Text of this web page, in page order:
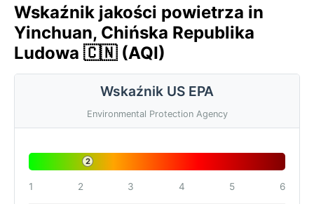
Wskaźnik jakości powietrza in
Yinchuan, Chińska Republika
Ludowa 🇨🇳 (AQI)
Wskaźnik US EPA
Environmental Protection Agency
2
1 2 3 4 5 6